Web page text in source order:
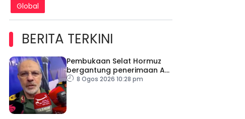
Global
BERITA TERKINI
Pembukaan Selat Hormuz
bergantung penerimaan AS
– IRGC
8 Ogos 2026 10:28 pm